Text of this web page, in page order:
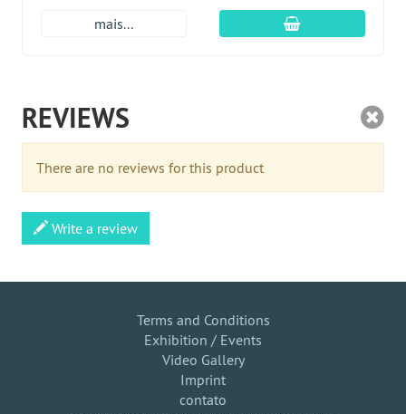
mais... Adicionar ao
REVIEWS
There are no reviews for this product
Write a review
Terms and Conditions
Exhibition / Events
Video Gallery
Imprint
contato